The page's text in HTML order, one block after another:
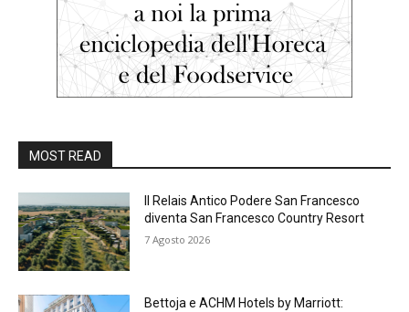
MOST READ
Il Relais Antico Podere San Francesco
diventa San Francesco Country Resort
7 Agosto 2026
Bettoja e ACHM Hotels by Marriott: